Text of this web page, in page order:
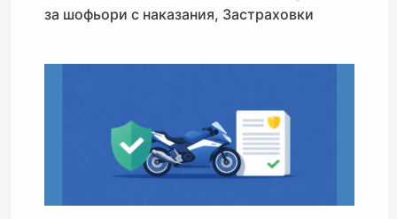
за шофьори с наказания, Застраховки